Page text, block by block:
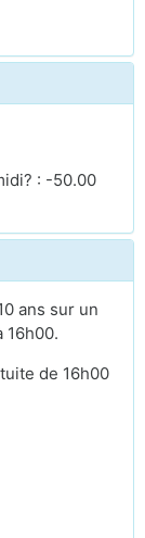
: -50.00
ans sur un
16h00.
de 16h00